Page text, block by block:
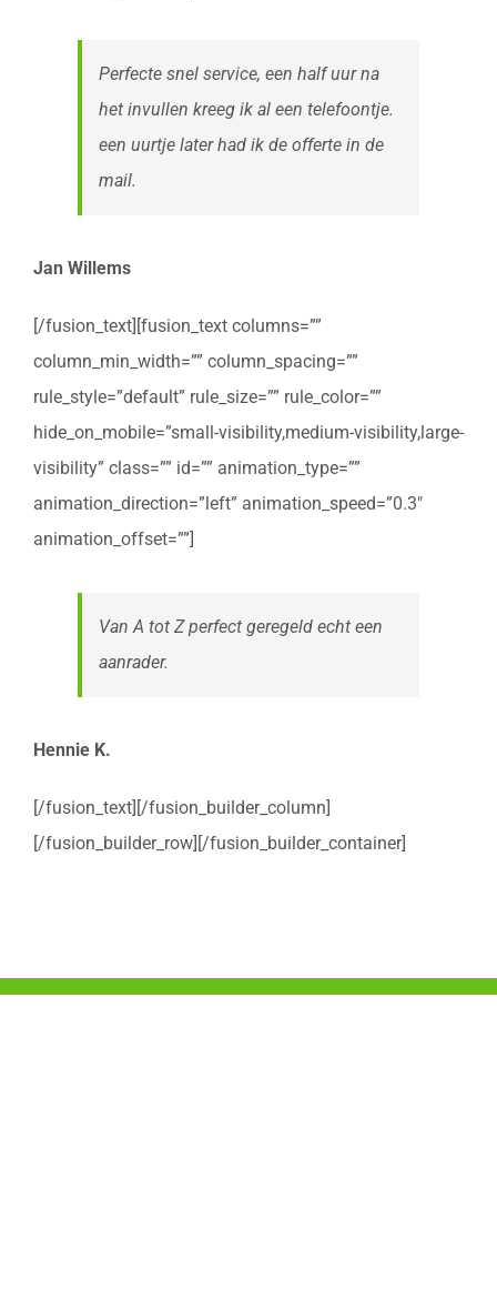
Perfecte snel service, een half uur na
het invullen kreeg ik al een telefoontje.
een uurtje later had ik de offerte in de
mail.
Jan Willems
[/fusion_text][fusion_text columns=””
column_min_width=”” column_spacing=””
rule_style=”default” rule_size=”” rule_color=””
hide_on_mobile=”small-visibility,medium-visibility,large-
visibility” class=”” id=”” animation_type=””
animation_direction=”left” animation_speed=”0.3″
animation_offset=””]
Van A tot Z perfect geregeld echt een
aanrader.
Hennie K.
[/fusion_text][/fusion_builder_column]
[/fusion_builder_row][/fusion_builder_container]